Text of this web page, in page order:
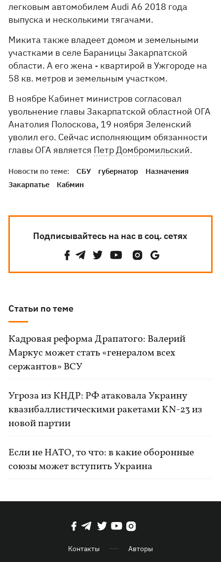
легковым автомобилем Audi A6 2018 года
выпуска и несколькими тягачами.
Микита также владеет домом и земельными
участками в селе Бараницы Закарпатской
области. А его жена - квартирой в Ужгороде на
58 кв. метров и земельным участком.
В ноябре Кабинет министров согласовал
увольнение главы Закарпатской областной ОГА
Анатолия Полоскова, 19 ноября Зеленский
уволил его. Сейчас исполняющим обязанности
главы ОГА является Петр Домбромильский.
Новости по теме: СБУ губернатор
Назначения
Закарпатье
Кабмин
Подписывайтесь на нас в соц. сетях
Статьи по теме
Кадровая реформа Драпатого: Валерий
Маркус может стать «генералом всех
сержантов» ВСУ
Угроза из КНДР: РФ атаковала Украину
квазибаллистическими ракетами KN-23 из
новой партии
Если не НАТО, то что: в какие оборонные
союзы может вступить Украина
Контакты Авторы